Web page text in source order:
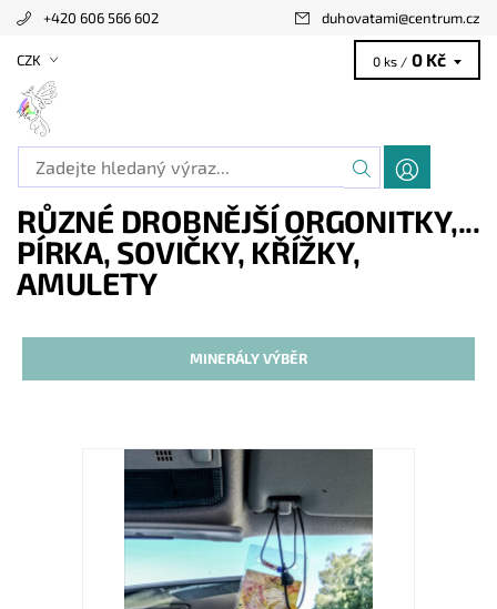
+420 606 566 602 duhovatami@centrum.cz
CZK 0 ks / 0 Kč
RŮZNÉ DROBNĚJŠÍ ORGONITKY,...
PÍRKA, SOVIČKY, KŘÍŽKY,
AMULETY
MINERÁLY VÝBĚR